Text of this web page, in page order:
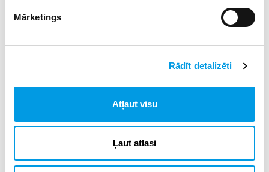
Mārketings
Rādīt detalizēti
Atļaut visu
Ļaut atlasi
Skola uzņem ne tikai šī gada pamatskolu un vidusskolu
Eur/mēnesī
Iesniegums un uzņemšanas informācija
Pamatizglītības programmās: